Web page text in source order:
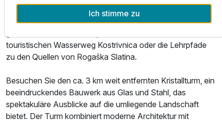
Rogaška Slatina bietet außerdem zahlreiche thematische
Wanderwege in den Bergen der Umgebung mitten im
touristischen Wasserweg Kostrivnica oder die Lehrpfade
zu den Quellen von Rogaška Slatina.
Besuchen Sie den ca. 3 km weit entfernten Kristallturm, ein
beeindruckendes Bauwerk aus Glas und Stahl, das
spektakuläre Ausblicke auf die umliegende Landschaft
bietet. Der Turm kombiniert moderne Architektur mit
Ich stimme zu